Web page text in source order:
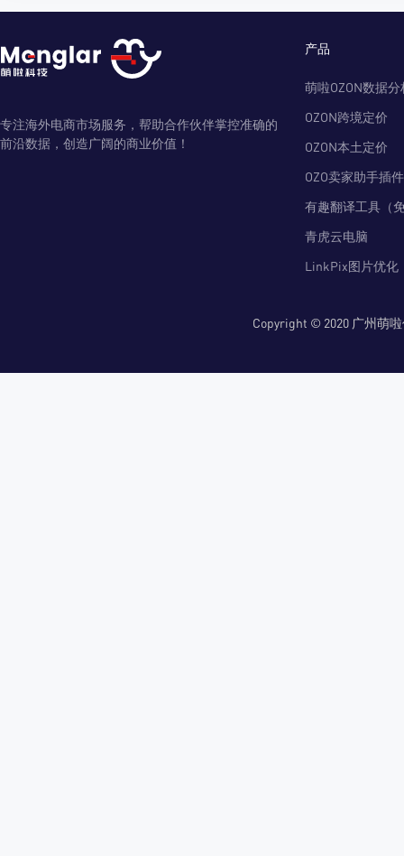
专注海外电商市场服务，帮助合作伙伴掌控准确的
前沿数据，创造广阔的商业价值！
产品
萌啦OZON数据分
OZON跨境定价
OZON本土定价
OZO卖家助手插件
有趣翻译工具（
青虎云电脑
LinkPix图片优化
Copyright © 2020 广州萌